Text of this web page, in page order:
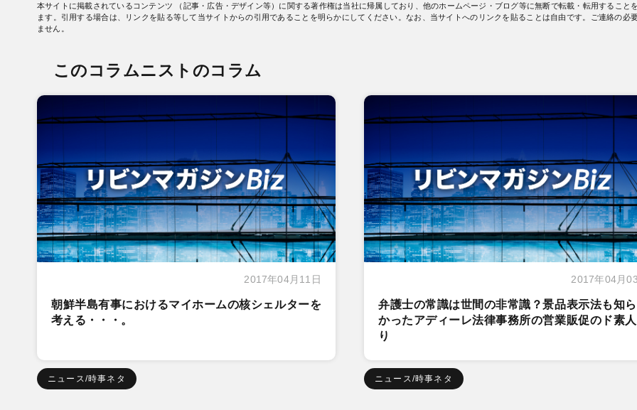
本サイトに掲載されているコンテンツ （記事・広告・デザイン等）に関する著作権は当社に帰属しており、他のホームページ・ブログ等に無断で転載・転用すること
ます。引用する場合は、リンクを貼る等して当サイトからの引用であることを明らかにしてください。なお、当サイトへのリンクを貼ることは自由です。ご連絡の必
ません。
このコラムニストのコラム
2017年04月11日
朝鮮半島有事におけるマイホームの核シェルターを
考える・・・。
ニュース/時事ネタ
2017年04月
弁護士の常識は世間の非常識？景品表示法も知
かったアディーレ法律事務所の営業販促のド素
り
ニュース/時事ネタ